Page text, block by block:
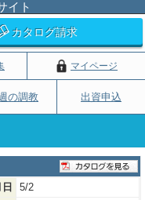
イト
カタログ請求
マイページ
の調教 出資申込
5/2